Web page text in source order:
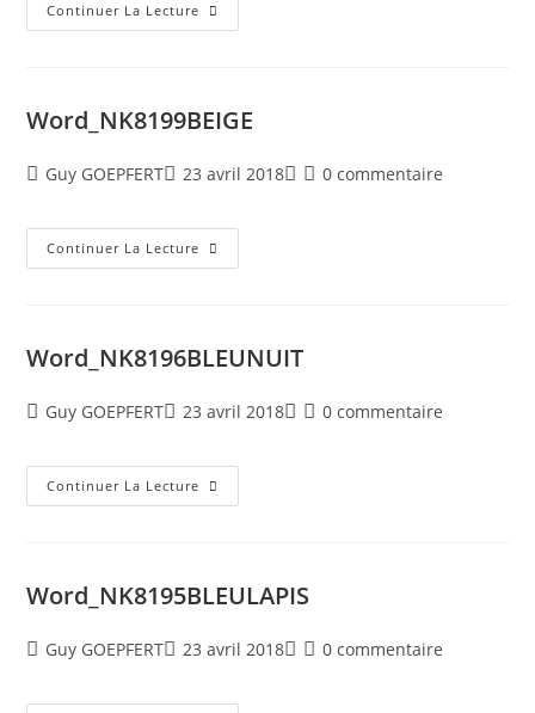
Continuer La Lecture
Word_NK8199BEIGE
Guy GOEPFERT 23 avril 2018 0 commentaire
Continuer La Lecture
Word_NK8196BLEUNUIT
Guy GOEPFERT 23 avril 2018 0 commentaire
Continuer La Lecture
Word_NK8195BLEULAPIS
Guy GOEPFERT 23 avril 2018 0 commentaire